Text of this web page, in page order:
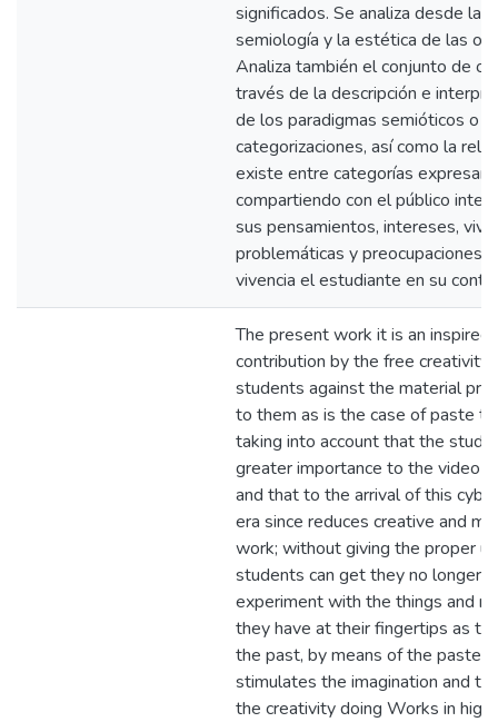
significados. Se analiza desde la
semiología y la estética de las
Analiza también el conjunto de
través de la descripción e
de los paradigmas semióticos o
categorizaciones, así como la
existe entre categorías
compartiendo con el público
sus pensamientos, intereses,
problemáticas y preocupaciones
vivencia el estudiante en su
The present work it is an inspired
contribution by the free creativity
students against the material
to them as is the case of paste
taking into account that the
greater importance to the video
and that to the arrival of this
era since reduces creative and
work; without giving the proper
students can get they no longer
experiment with the things and
they have at their fingertips as
the past, by means of the paste
stimulates the imagination and
the creativity doing Works in high